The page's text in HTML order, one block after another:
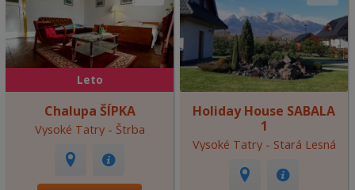
Leto
Chalupa ŠÍPKA
Vysoké Tatry - Štrba
Holiday House SABALA
1
Vysoké Tatry - Stará Lesná